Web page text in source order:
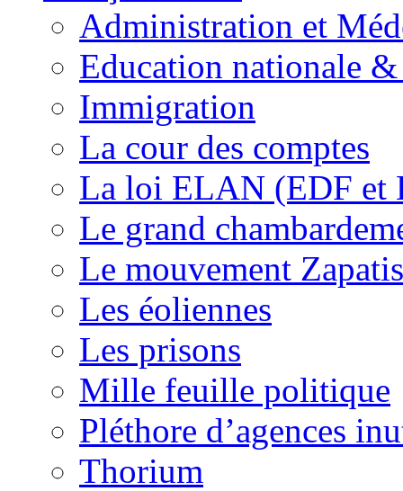
Administration et
Education nationale
Immigration
La cour des comptes
La loi ELAN (EDF et
Le grand
Le mouvement
Les éoliennes
Les prisons
Mille feuille politique
Pléthore d’agences
Thorium